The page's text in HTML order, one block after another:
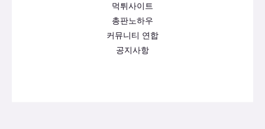
먹튀사이트
총판노하우
커뮤니티 연합
공지사항